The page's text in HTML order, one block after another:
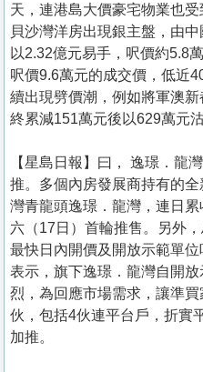
天，連港島大價豪宅物業也
貝沙灣洋房出現銀主盤，由
以2.32億元易手，呎價約5.8
呎價9.6萬元的成交價，低近
續出現劈價潮，例如將軍澳
終累減151萬元後以629萬元
【星島日報】曰， 逸璟．龍
推。多個內房發展商持有的
灣青龍頭逸璟．龍灣，連日
六（17日）首輪推售。另外
最快日內開價及開放示範單
表示，旗下逸璟．龍灣自開
烈，為回應市場需求，讓準
伙，包括4伙連平台戶，折實
加推。